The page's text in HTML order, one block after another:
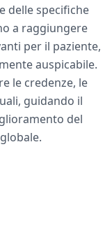
delle specifiche
a raggiungere
per il paziente,
auspicabile.
le credenze, le
guidando il
del